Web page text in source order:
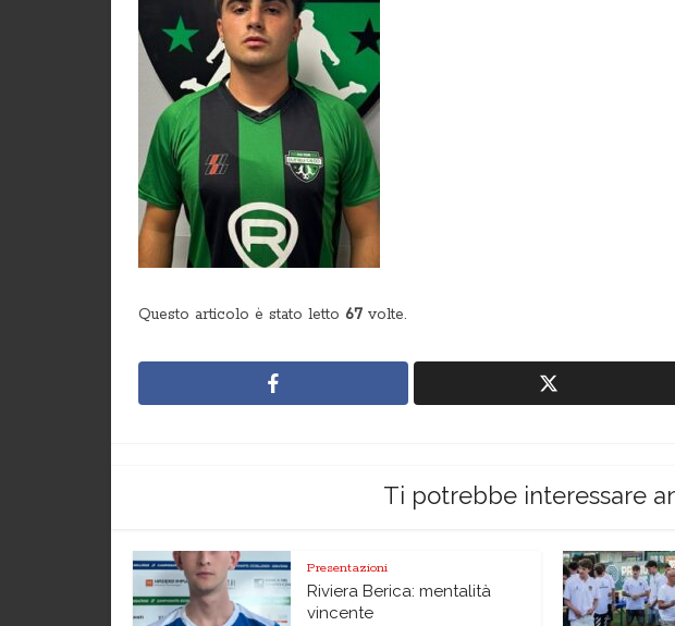
Questo articolo è stato letto 67 volte.
Ti potrebbe interessare
Presentazioni
Riviera Berica: mentalità
vincente